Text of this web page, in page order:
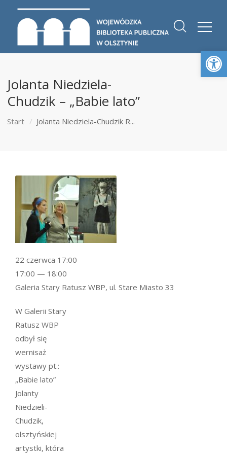
Jolanta Niedziela-
Chudzik – „Babie lato”
Start Jolanta Niedziela-Chudzik R...
W Galerii Stary
Ratusz WBP
odbył się
wernisaż
wystawy pt.:
„Babie lato”
Jolanty
Niedzieli-
Chudzik,
olsztyńskiej
artystki, która
22 czerwca 17:00
17:00 — 18:00
Galeria Stary Ratusz WBP, ul. Stare Miasto 33